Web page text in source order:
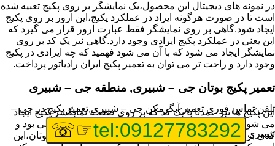
در نمونه های دیجیتال این محصول،یک نمایشگر بر روی پکیج تعبیه شده
است تا در صورت هرگونه ایراد در عملکرد پکیج،این ارور بر روی پکیج
ایجاد شود.گاهی بر روی نمایشگر فقط عبارت ارور قرار می گیرد که
این یعنی در عملکرد پکیج ایرادی وجود دارد.گاهی نیز یک کد بر روی
نمایشگر ایجاد می شود که با آن می شود فهمید که چه ایرادی در پکیج
وجود دارد و راحت تر می توان به تعمیر پکیج ایران رادیاتور پرداخت.
تعمیر پکیج بوتان جی – شبیری, منطقه جی – شبیری
این پکیج ها نیز عمدتا با یک کد که بر روی صفحه نمایگشر پکیج ایجاد
می شود،قابل شناسایی هستند و اگر پکیج شما دارای مشکلی بود و
کدی برای شما نمایش داده شد،اولین کار برای تعمیر پکیج بوتان،این
تلفن تماس فوری تعمیر آبگرمکن جی – شبیری,تعمیر پکیج در جی –
شبیری tel:09127783292
☞☏